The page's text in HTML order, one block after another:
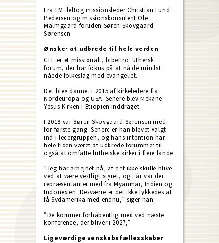
Fra LM deltog missionsleder Christian Lund
Pedersen og missionskonsulent Ole
Malmgaard foruden Søren Skovgaard
Sørensen.
Ønsker at udbrede til hele verden
GLF er et missionalt, bibeltro luthersk
forum, der har fokus på at nå de mindst
nåede folkeslag med evangeliet.
Det blev dannet i 2015 af kirkeledere fra
Nordeuropa og USA. Senere blev Mekane
Yesus Kirken i Etiopien inddraget.
I 2018 var Søren Skovgaard Sørensen med
for første gang. Senere er han blevet valgt
ind i ledergruppen, og hans intention har
hele tiden været at udbrede forummet til
også at omfatte lutherske kirker i flere lande.
”Jeg har arbejdet på, at det ikke skulle blive
ved at være vestligt styret, og i år var der
repræsentanter med fra Myanmar, Indien og
Indonesien. Desværre er det ikke lykkedes at
få Sydamerika med endnu,” siger han.
”De kommer forhåbentlig med ved næste
konference, der bliver i 2027,”
Ligeværdige venskabsfællesskaber